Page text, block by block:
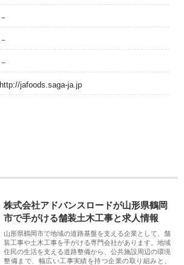
－
－
－
http://jafoods.saga-ja.jp
株式会社アドバンスロードが山形県鶴岡
市で手がける舗装土木工事と求人情報
山形県鶴岡市で地域の道路基盤を支える企業として、舗
装工事や土木工事を手がける専門会社があります。地域
住民の生活を支える道路整備から、公共施設周辺の環境
整備まで、幅広い工事実績を持つ企業の取り組みと、